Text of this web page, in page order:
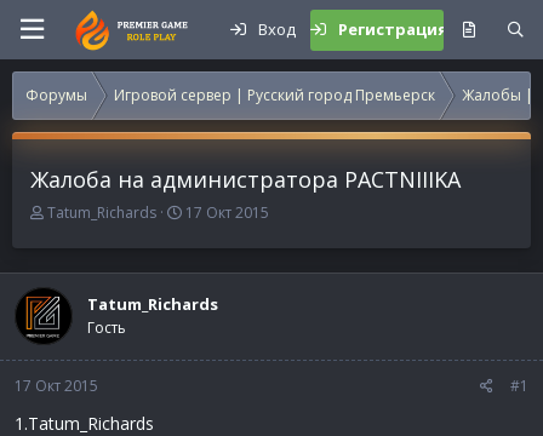
Вход Регистрация
Форумы Игровой сервер | Русский город Премьерск Жалобы |
Жалоба на администратора PACTNIIIKA
А
т
о
р
т
е
м
ы
Tatum_Richards
Д
т
а
н
а
17 Окт 2015
Tatum_Richards
Гость
17 Окт 2015 #1
1.Tatum_Richards